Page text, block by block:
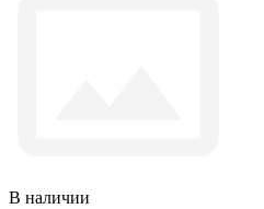
В наличии